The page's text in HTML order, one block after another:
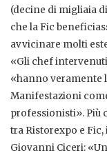
(decine di migliaia
che la Fic
avvicinare molti
«Gli chef
«hanno veramente
Manifestazioni
professionisti». Più
tra Ristorexpo e
Giovanni Ciceri: